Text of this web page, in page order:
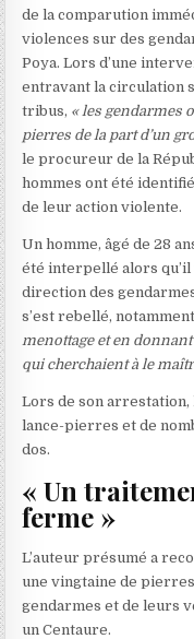
de la comparution
violences sur des
Poya. Lors d’une
entravant la circulation
tribus, « les gendarmes
pierres de la part d’un
le procureur de la
hommes ont été
de leur action violente.
Un homme, âgé de 28
été interpellé alors
direction des
s’est rebellé, notamment
menottage et en
qui cherchaient à le
Lors de son arrestation,
lance-pierres et de
dos.
« Un
ferme »
L’auteur présumé a
une vingtaine de
gendarmes et de leurs
un Centaure.